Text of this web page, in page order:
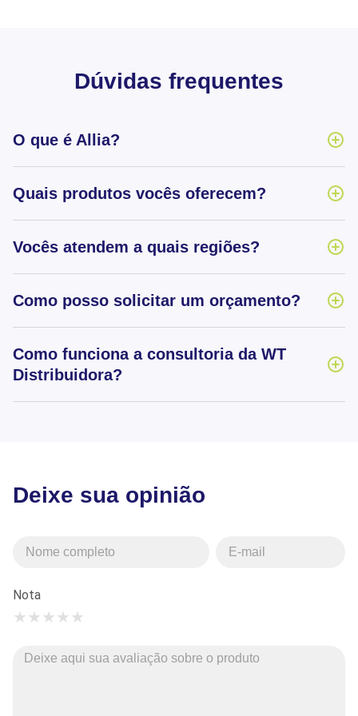
Dúvidas frequentes
O que é Allia?
Quais produtos vocês oferecem?
Vocês atendem a quais regiões?
Como posso solicitar um orçamento?
Como funciona a consultoria da WT
Distribuidora?
Deixe sua opinião
Nota
★
★
★
★
★